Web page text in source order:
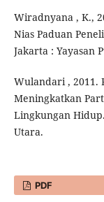
Wiradnyana , K.,
Nias Paduan
Jakarta : Yayasan
Wulandari , 2011.
Meningkatkan
Lingkungan
Utara.
PDF